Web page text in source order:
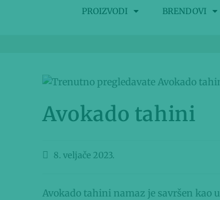
PROIZVODI BRENDOVI
Avokado tahini
8. veljače 2023.
Avokado tahini namaz je savršen kao